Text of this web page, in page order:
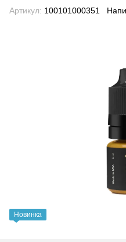
Артикул: 100101000351
Новинка